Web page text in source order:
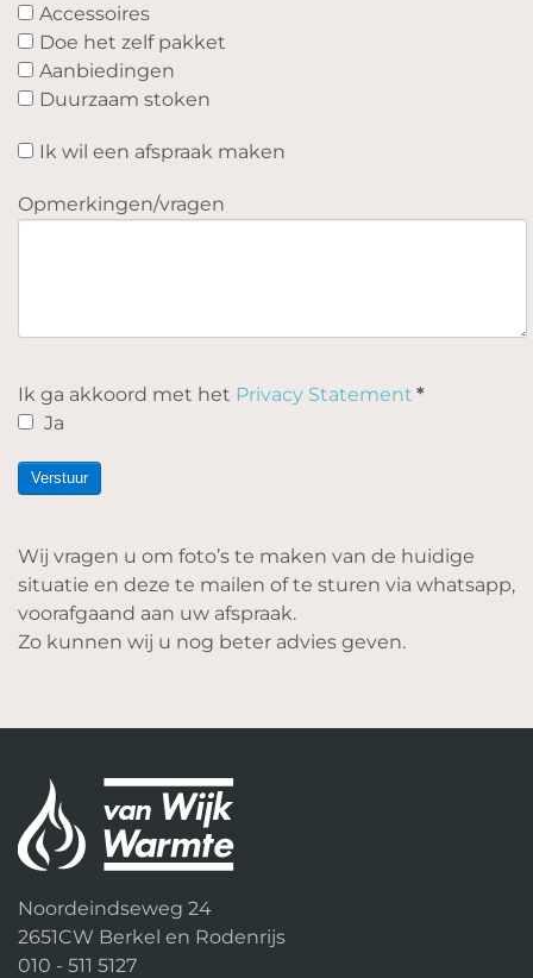
Accessoires
Doe het zelf pakket
Aanbiedingen
Duurzaam stoken
Ik wil een afspraak maken
Opmerkingen/vragen
Ik ga akkoord met het Privacy Statement *
Ja
Verstuur
Wij vragen u om foto’s te maken van de huidige
situatie en deze te mailen of te sturen via whatsapp,
voorafgaand aan uw afspraak.
Zo kunnen wij u nog beter advies geven.
Noordeindseweg 24
2651CW Berkel en Rodenrijs
010 - 511 5127